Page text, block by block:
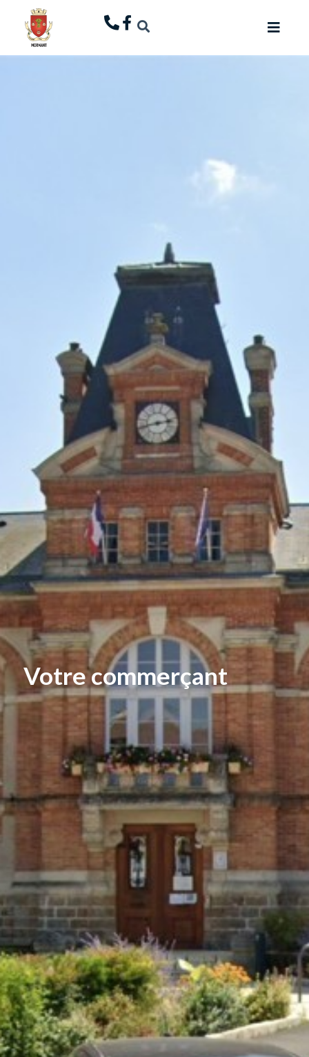
principal
Votre commerçant